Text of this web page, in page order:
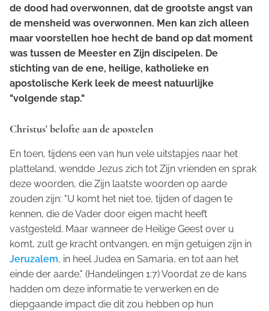
de dood had overwonnen, dat de grootste angst van
de mensheid was overwonnen. Men kan zich alleen
maar voorstellen hoe hecht de band op dat moment
was tussen de Meester en Zijn discipelen. De
stichting van de ene, heilige, katholieke en
apostolische Kerk leek de meest natuurlijke
"volgende stap."
Christus' belofte aan de apostelen
En toen, tijdens een van hun vele uitstapjes naar het
platteland, wendde Jezus zich tot Zijn vrienden en sprak
deze woorden, die Zijn laatste woorden op aarde
zouden zijn: "U komt het niet toe, tijden of dagen te
kennen, die de Vader door eigen macht heeft
vastgesteld. Maar wanneer de Heilige Geest over u
komt, zult ge kracht ontvangen, en mijn getuigen zijn in
Jeruzalem, in heel Judea en Samaria, en tot aan het
einde der aarde." (Handelingen 1:7) Voordat ze de kans
hadden om deze informatie te verwerken en de
diepgaande impact die dit zou hebben op hun